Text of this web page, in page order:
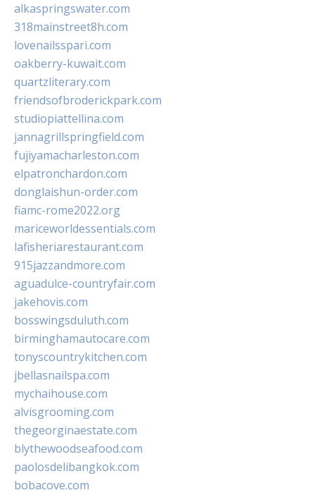
alkaspringswater.com
318mainstreet8h.com
lovenailsspari.com
oakberry-kuwait.com
quartzliterary.com
friendsofbroderickpark.com
studiopiattellina.com
jannagrillspringfield.com
fujiyamacharleston.com
elpatronchardon.com
donglaishun-order.com
fiamc-rome2022.org
mariceworldessentials.com
lafisheriarestaurant.com
915jazzandmore.com
aguadulce-countryfair.com
jakehovis.com
bosswingsduluth.com
birminghamautocare.com
tonyscountrykitchen.com
jbellasnailspa.com
mychaihouse.com
alvisgrooming.com
thegeorginaestate.com
blythewoodseafood.com
paolosdelibangkok.com
bobacove.com